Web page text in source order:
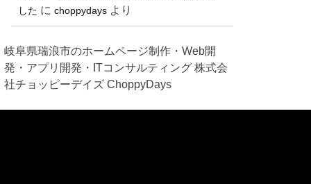
した に choppydays より
岐阜県瑞浪市のホームページ制作・Web開
発・アプリ開発・ITコンサルティング 株式会
社チョッピーデイズ ChoppyDays